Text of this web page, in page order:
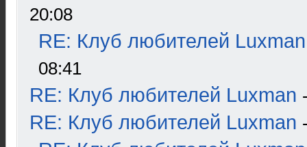
20:08
RE: Клуб любителей Luxman
08:41
RE: Клуб любителей Luxman
RE: Клуб любителей Luxman